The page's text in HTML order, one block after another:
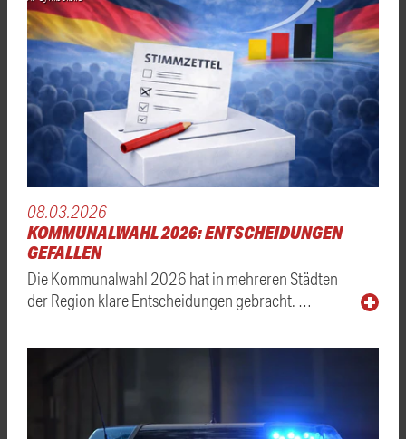
08.03.2026
KOMMUNALWAHL 2026: ENTSCHEIDUNGEN
GEFALLEN
Die Kommunalwahl 2026 hat in mehreren Städten
der Region klare Entscheidungen gebracht. …